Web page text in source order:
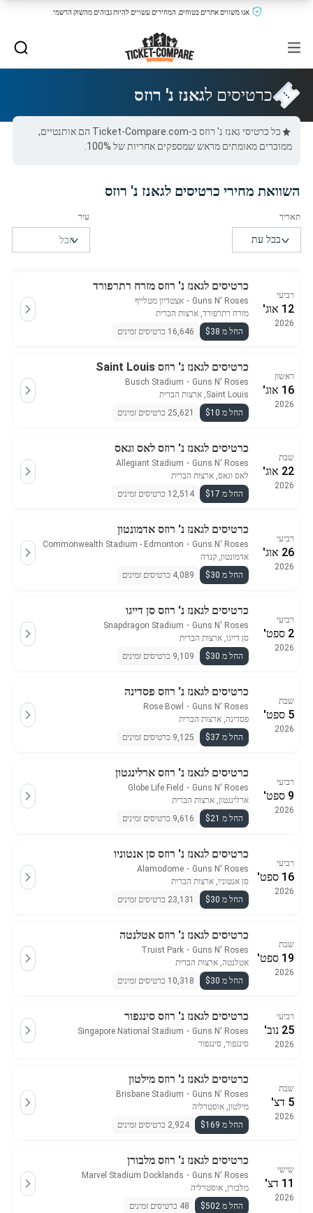
אנו משווים אתרים בטוחים, המחירים עשויים להיות גבוהים מהשוק הרשמי.
כרטיסים לגאנז נ' רוזס
כל כרטיסי גאנז נ' רוזס ב-Ticket-Compare.com הם אותנטיים,
ממוכרים מאומתים מראש שמספקים אחריות של 100%.
השוואת מחירי כרטיסים לגאנז נ' רוזס
רביעי
12 אוג'
2026
כרטיסים לגאנז נ' רוזס מזרח רתרפורד
Guns N' Roses
・ אצטדיון מטלייף
מזרח רתרפורד, ארצות הברית
החל מ $38
16,646 כרטיסים זמינים
ראשון
16 אוג'
2026
כרטיסים לגאנז נ' רוזס Saint Louis
Guns N' Roses
・
Busch Stadium
Saint Louis, ארצות הברית
החל מ $10
25,621 כרטיסים זמינים
שבת
22 אוג'
2026
כרטיסים לגאנז נ' רוזס לאס וגאס
Guns N' Roses
・
Allegiant Stadium
לאס וגאס, ארצות הברית
החל מ $17
12,514 כרטיסים זמינים
רביעי
26 אוג'
2026
כרטיסים לגאנז נ' רוזס אדמונטון
Guns N' Roses
・
Commonwealth Stadium - Edmonton
אדמונטון, קנדה
החל מ $30
4,089 כרטיסים זמינים
רביעי
2 ספט'
2026
כרטיסים לגאנז נ' רוזס סן דייגו
Guns N' Roses
・
Snapdragon Stadium
סן דייגו, ארצות הברית
החל מ $30
9,109 כרטיסים זמינים
שבת
5 ספט'
2026
כרטיסים לגאנז נ' רוזס פסדינה
Guns N' Roses
・
Rose Bowl
פסדינה, ארצות הברית
החל מ $37
9,125 כרטיסים זמינים
רביעי
9 ספט'
2026
כרטיסים לגאנז נ' רוזס ארלינגטון
Guns N' Roses
・
Globe Life Field
ארלינגטון, ארצות הברית
החל מ $21
9,616 כרטיסים זמינים
רביעי
16 ספט'
2026
כרטיסים לגאנז נ' רוזס סן אנטוניו
Guns N' Roses
・
Alamodome
סן אנטוניו, ארצות הברית
החל מ $30
23,131 כרטיסים זמינים
שבת
19 ספט'
2026
כרטיסים לגאנז נ' רוזס אטלנטה
Guns N' Roses
・
Truist Park
אטלנטה, ארצות הברית
החל מ $30
10,318 כרטיסים זמינים
רביעי
25 נוב'
2026
כרטיסים לגאנז נ' רוזס סינגפור
Guns N' Roses
・
Singapore National Stadium
סינגפור, סינגפור
שבת
5 דצ'
2026
כרטיסים לגאנז נ' רוזס מילטון
Guns N' Roses
・
Brisbane Stadium
מילטון, אוסטרליה
החל מ $169
2,924 כרטיסים זמינים
שישי
11 דצ'
2026
כרטיסים לגאנז נ' רוזס מלבורן
Guns N' Roses
・
Marvel Stadium Docklands
מלבורן, אוסטרליה
החל מ $502
48 כרטיסים זמינים